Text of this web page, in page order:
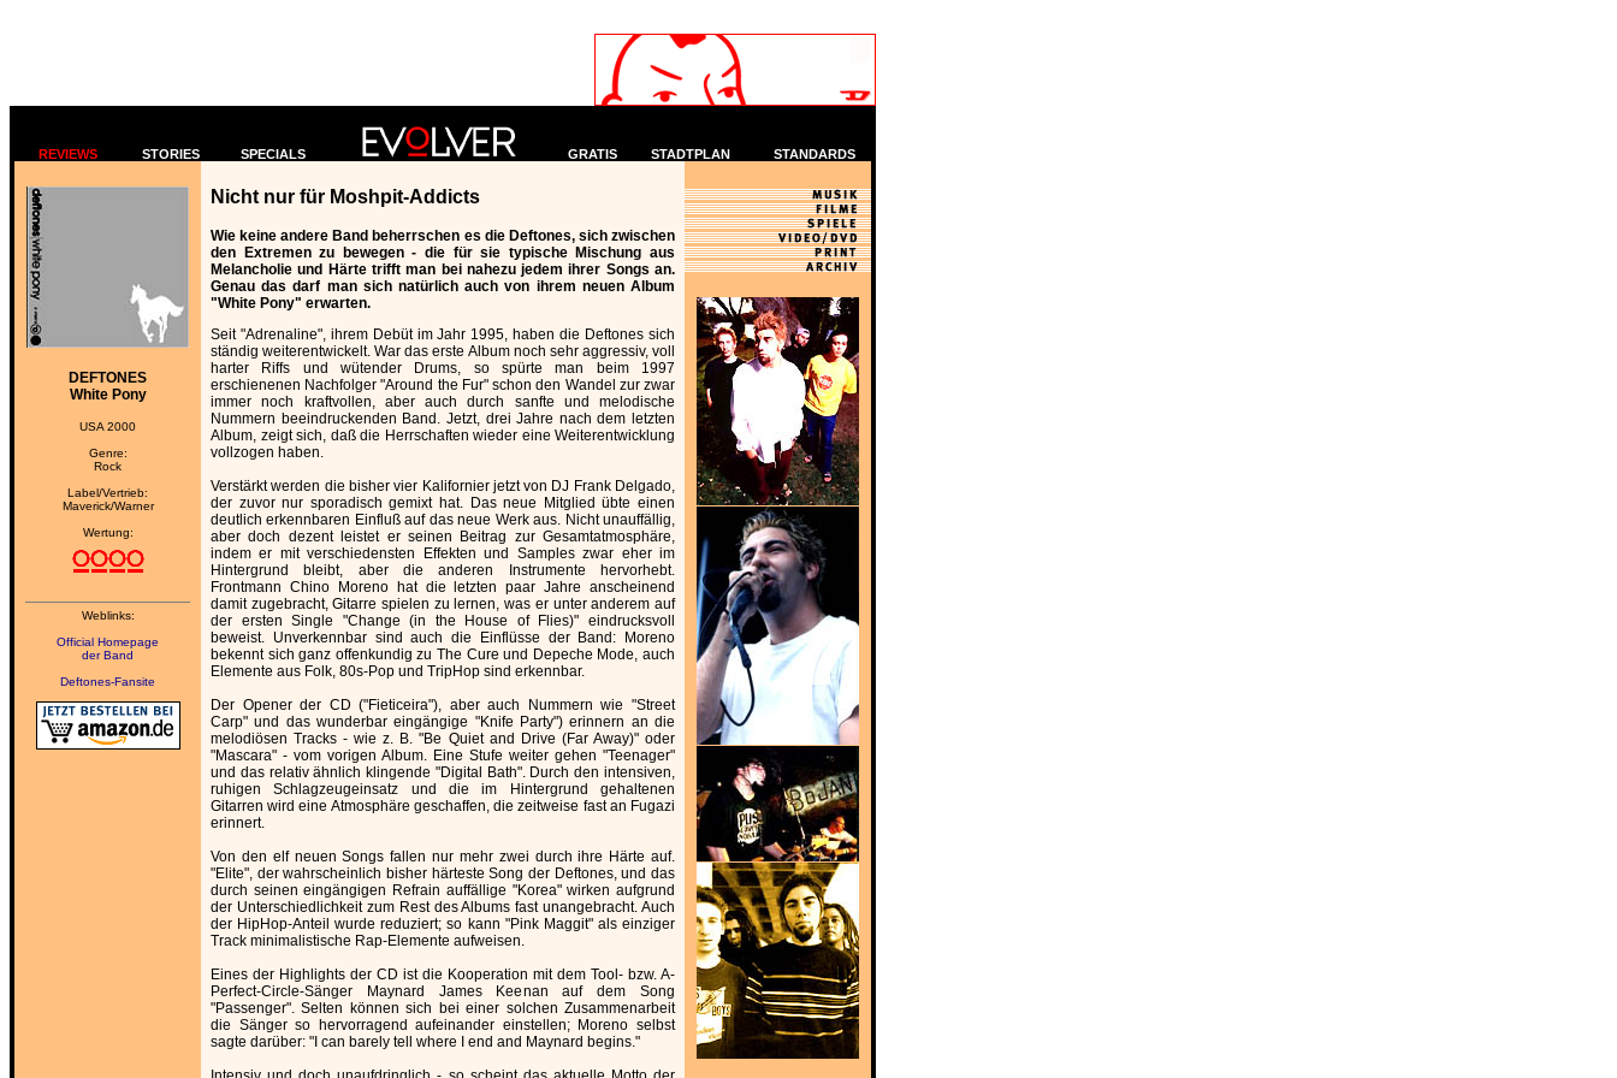
REVIEWS STORIES SPECIALS GRATIS STADTPLAN STANDARDS
DEFTONES
White Pony
USA 2000
Genre:
Rock
Label/Vertrieb:
Maverick/Warner
Wertung:
Weblinks:
Official Homepage
der Band
Deftones-Fansite
Nicht nur für Moshpit-Addicts
Wie keine andere Band beherrschen es die Deftones, sich zwischen
den Extremen zu bewegen - die für sie typische Mischung aus
Melancholie und Härte trifft man bei nahezu jedem ihrer Songs an.
Genau das darf man sich natürlich auch von ihrem neuen Album
"White Pony" erwarten.
Seit "Adrenaline", ihrem Debüt im Jahr 1995, haben die Deftones sich
ständig weiterentwickelt. War das erste Album noch sehr aggressiv, voll
harter Riffs und wütender Drums, so spürte man beim 1997
erschienenen Nachfolger "Around the Fur" schon den Wandel zur zwar
immer noch kraftvollen, aber auch durch sanfte und melodische
Nummern beeindruckenden Band. Jetzt, drei Jahre nach dem letzten
Album, zeigt sich, daß die Herrschaften wieder eine Weiterentwicklung
vollzogen haben.
Verstärkt werden die bisher vier Kalifornier jetzt von DJ Frank Delgado,
der zuvor nur sporadisch gemixt hat. Das neue Mitglied übte einen
deutlich erkennbaren Einfluß auf das neue Werk aus. Nicht unauffällig,
aber doch dezent leistet er seinen Beitrag zur Gesamtatmosphäre,
indem er mit verschiedensten Effekten und Samples zwar eher im
Hintergrund bleibt, aber die anderen Instrumente hervorhebt.
Frontmann Chino Moreno hat die letzten paar Jahre anscheinend
damit zugebracht, Gitarre spielen zu lernen, was er unter anderem auf
der ersten Single "Change (in the House of Flies)" eindrucksvoll
beweist. Unverkennbar sind auch die Einflüsse der Band: Moreno
bekennt sich ganz offenkundig zu The Cure und Depeche Mode, auch
Elemente aus Folk, 80s-Pop und TripHop sind erkennbar.
Der Opener der CD ("Fieticeira"), aber auch Nummern wie "Street
Carp" und das wunderbar eingängige "Knife Party") erinnern an die
melodiösen Tracks - wie z. B. "Be Quiet and Drive (Far Away)" oder
"Mascara" - vom vorigen Album. Eine Stufe weiter gehen "Teenager"
und das relativ ähnlich klingende "Digital Bath". Durch den intensiven,
ruhigen Schlagzeugeinsatz und die im Hintergrund gehaltenen
Gitarren wird eine Atmosphäre geschaffen, die zeitweise fast an Fugazi
erinnert.
Von den elf neuen Songs fallen nur mehr zwei durch ihre Härte auf.
"Elite", der wahrscheinlich bisher härteste Song der Deftones, und das
durch seinen eingängigen Refrain auffällige "Korea" wirken aufgrund
der Unterschiedlichkeit zum Rest des Albums fast unangebracht. Auch
der HipHop-Anteil wurde reduziert; so kann "Pink Maggit" als einziger
Track minimalistische Rap-Elemente aufweisen.
Eines der Highlights der CD ist die Kooperation mit dem Tool- bzw. A-
Perfect-Circle-Sänger Maynard James Keenan auf dem Song
"Passenger". Selten können sich bei einer solchen Zusammenarbeit
die Sänger so hervorragend aufeinander einstellen; Moreno selbst
sagte darüber: "I can barely tell where I end and Maynard begins."